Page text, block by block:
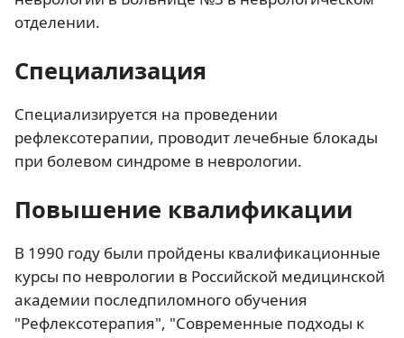
отделении.
Специализация
Специализируется на проведении
рефлексотерапии, проводит лечебные блокады
при болевом синдроме в неврологии.
Повышение квалификации
В 1990 году были пройдены квалификационные
курсы по неврологии в Российской медицинской
академии последпиломного обучения
"Рефлексотерапия", "Современные подходы к